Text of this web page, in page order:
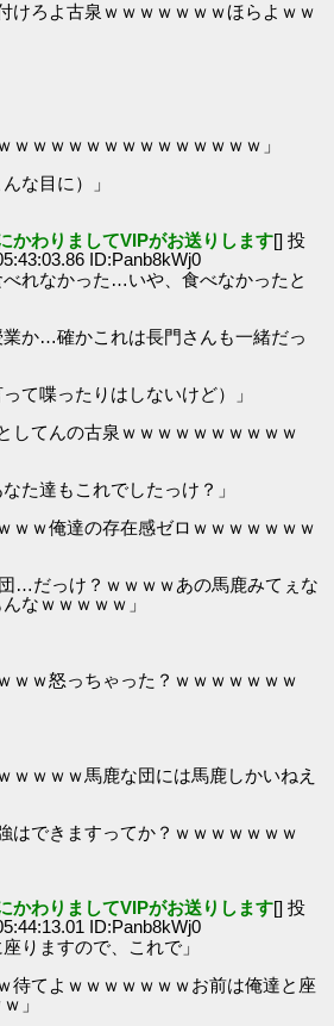
けろよ古泉ｗｗｗｗｗｗｗほらよｗｗ
ｗｗｗｗｗｗｗｗｗｗｗｗｗｗ」
な目に）」
かわりましてVIPがお送りします[] 投
ID:Panb8kWj0
れなかった…いや、食べなかったと
か…確かこれは長門さんも一緒だっ
て喋ったりはしないけど）」
してんの古泉ｗｗｗｗｗｗｗｗｗｗ
た達もこれでしたっけ？」
ｗｗ俺達の存在感ゼロｗｗｗｗｗｗｗ
…だっけ？ｗｗｗｗあの馬鹿みてぇな
なｗｗｗｗｗ」
ｗｗ怒っちゃった？ｗｗｗｗｗｗｗ
ｗｗｗｗ馬鹿な団には馬鹿しかいねえ
はできますってか？ｗｗｗｗｗｗｗ
かわりましてVIPがお送りします[] 投
ID:Panb8kWj0
りますので、これで」
待てよｗｗｗｗｗｗｗお前は俺達と座
」